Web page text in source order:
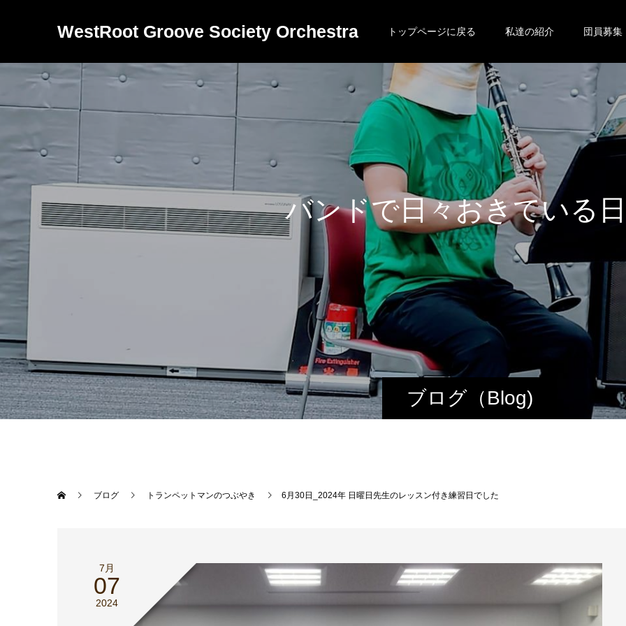
WestRoot Groove Society Orchestra トップページに戻る 私達の紹介 団員募集
ブログ（Blog)
バンドで日々おきている日常を投稿
ブログ トランペットマンのつぶやき 6月30日_2024年 日曜日先生のレッスン付き練習日でした
7月
07
2024